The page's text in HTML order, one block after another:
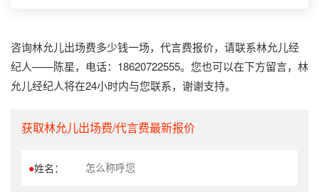
咨询林允儿出场费多少钱一场，代言费报价，请联系林允儿经
纪人——陈星，电话：18620722555。您也可以在下方留言，林
允儿经纪人将在24小时内与您联系，谢谢支持。
获取林允儿出场费/代言费最新报价
●姓名：